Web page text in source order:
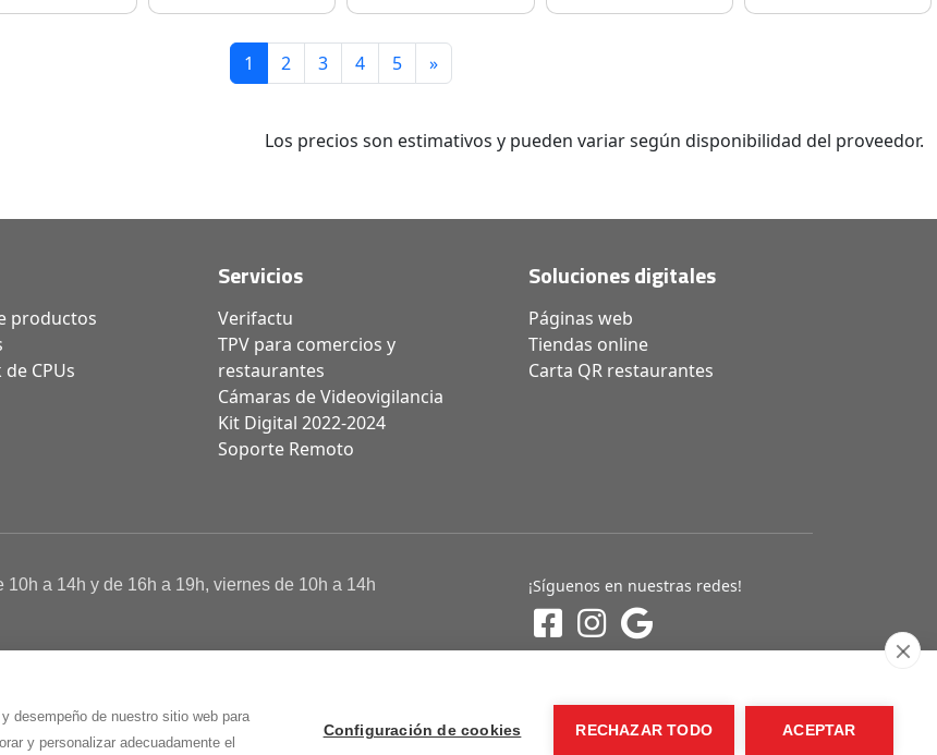
desempeño de nuestro sitio web para
y personalizar adecuadamente el
Configuración de cookies RECHAZAR TODO ACEPTAR
1 2 3 4 5 »
Los precios son estimativos y pueden variar según disponibilidad del proveedor.
productos
CPUs
Servicios
Verifactu
TPV para comercios y
restaurantes
Cámaras de Videovigilancia
Kit Digital 2022-2024
Soporte Remoto
Soluciones digitales
Páginas web
Tiendas online
Carta QR restaurantes
a 14h y de 16h a 19h, viernes de 10h a 14h ¡Síguenos en nuestras redes!